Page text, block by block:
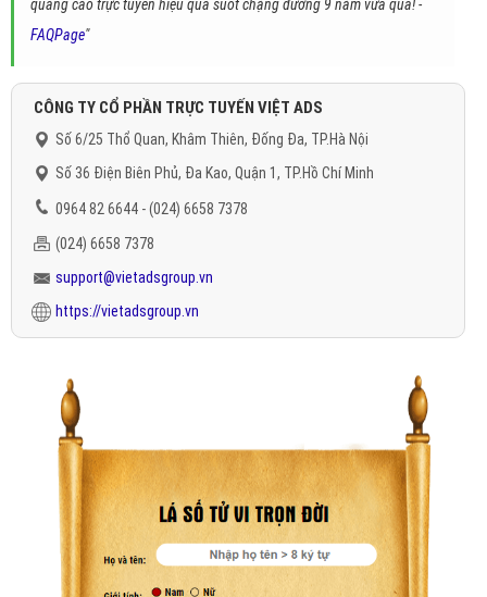
quảng cáo trực tuyến hiệu quả suốt chặng đường 9 năm vừa qua! -
FAQPage"
CÔNG TY CỔ PHẦN TRỰC TUYẾN VIỆT ADS
Số 6/25 Thổ Quan, Khâm Thiên, Đống Đa, TP.Hà Nội
Số 36 Điện Biên Phủ, Đa Kao, Quận 1, TP.Hồ Chí Minh
0964 82 6644 - (024) 6658 7378
(024) 6658 7378
support@vietadsgroup.vn
https://vietadsgroup.vn